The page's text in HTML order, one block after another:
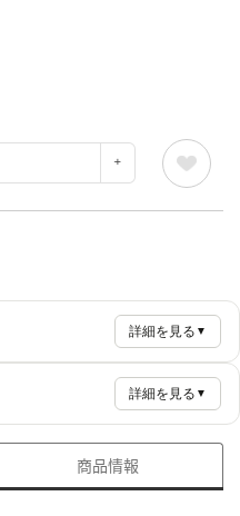
詳細を見る ▼
詳細を見る ▼
商品情報